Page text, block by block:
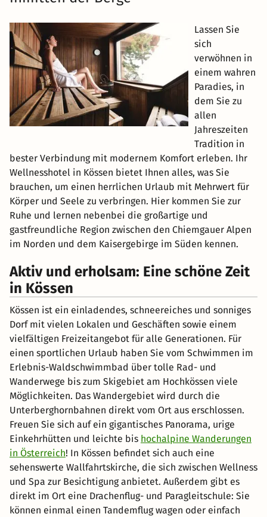
Lassen Sie
sich
verwöhnen in
einem wahren
Paradies, in
dem Sie zu
allen
Jahreszeiten
Tradition in
bester Verbindung mit modernem Komfort erleben. Ihr
Wellnesshotel in Kössen bietet Ihnen alles, was Sie
brauchen, um einen herrlichen Urlaub mit Mehrwert für
Körper und Seele zu verbringen. Hier kommen Sie zur
Ruhe und lernen nebenbei die großartige und
gastfreundliche Region zwischen den Chiemgauer Alpen
im Norden und dem Kaisergebirge im Süden kennen.
Aktiv und erholsam: Eine schöne Zeit
in Kössen
Kössen ist ein einladendes, schneereiches und sonniges
Dorf mit vielen Lokalen und Geschäften sowie einem
vielfältigen Freizeitangebot für alle Generationen. Für
einen sportlichen Urlaub haben Sie vom Schwimmen im
Erlebnis-Waldschwimmbad über tolle Rad- und
Wanderwege bis zum Skigebiet am Hochkössen viele
Möglichkeiten. Das Wandergebiet wird durch die
Unterberghornbahnen direkt vom Ort aus erschlossen.
Freuen Sie sich auf ein gigantisches Panorama, urige
Einkehrhütten und leichte bis hochalpine Wanderungen
in Österreich! In Kössen befindet sich auch eine
sehenswerte Wallfahrtskirche, die sich zwischen Wellness
und Spa zur Besichtigung anbietet. Außerdem gibt es
direkt im Ort eine Drachenflug- und Paragleitschule: Sie
können einmal einen Tandemflug wagen oder einfach